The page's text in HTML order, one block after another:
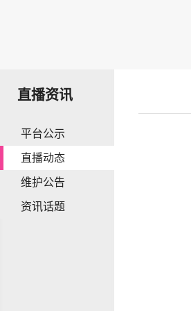
直播资讯
平台公示
直播动态
维护公告
资讯话题